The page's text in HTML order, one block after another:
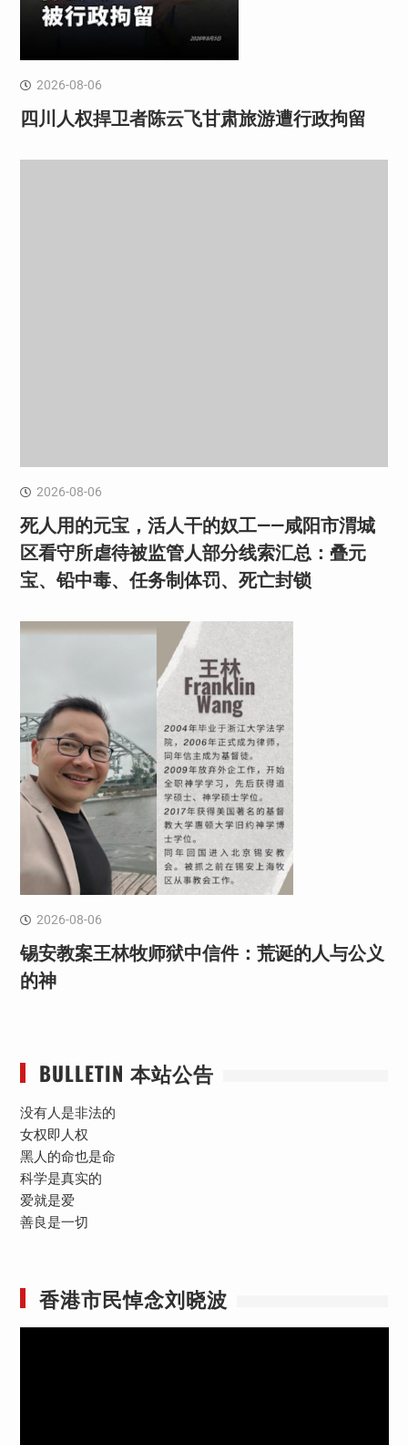
2026-08-06
四川人权捍卫者陈云飞甘肃旅游遭行政拘留
2026-08-06
死人用的元宝，活人干的奴工——咸阳市渭城
区看守所虐待被监管人部分线索汇总：叠元
宝、铅中毒、任务制体罚、死亡封锁
2026-08-06
锡安教案王林牧师狱中信件：荒诞的人与公义
的神
BULLETIN 本站公告
没有人是非法的
女权即人权
黑人的命也是命
科学是真实的
爱就是爱
善良是一切
香港市民悼念刘晓波